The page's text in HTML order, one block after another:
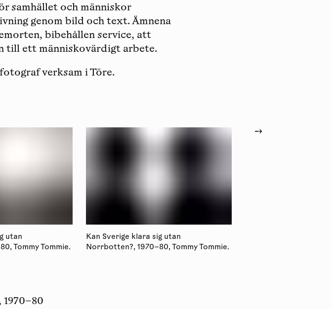
samhället och människor
genom bild och text. Ämnena
bibehållen service, att
till ett människovärdigt arbete.
verksam i Töre.
utan
Tommy Tommie.
Kan Sverige klara sig utan
Norrbotten?, 1970–80, Tommy Tommie.
→
1970–80